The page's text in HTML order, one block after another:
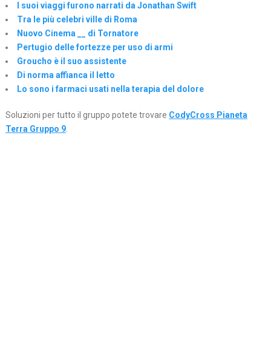
I suoi viaggi furono narrati da Jonathan Swift
Tra le più celebri ville di Roma
Nuovo Cinema __ di Tornatore
Pertugio delle fortezze per uso di armi
Groucho è il suo assistente
Di norma affianca il letto
Lo sono i farmaci usati nella terapia del dolore
Soluzioni per tutto il gruppo potete trovare CodyCross Pianeta
Terra Gruppo 9.